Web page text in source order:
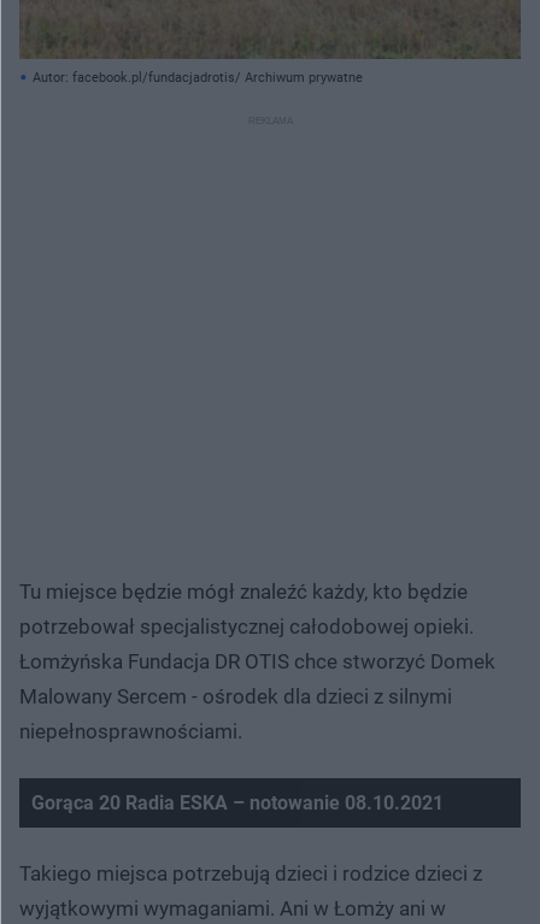
Autor: facebook.pl/fundacjadrotis/ Archiwum prywatne
Tu miejsce będzie mógł znaleźć każdy, kto będzie
potrzebował specjalistycznej całodobowej opieki.
Łomżyńska Fundacja DR OTIS chce stworzyć Domek
Malowany Sercem - ośrodek dla dzieci z silnymi
niepełnosprawnościami.
Gorąca 20 Radia ESKA – notowanie 08.10.2021
Spróbuj ponownie
Takiego miejsca potrzebują dzieci i rodzice dzieci z
wyjątkowymi wymaganiami. Ani w Łomży ani w